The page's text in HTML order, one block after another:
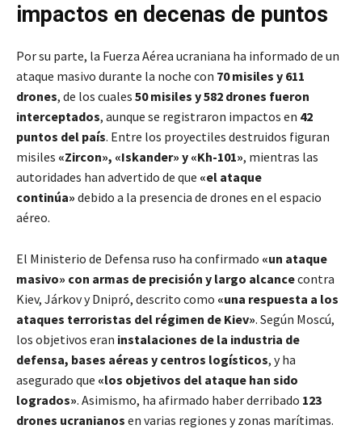
impactos en decenas de puntos
Por su parte, la Fuerza Aérea ucraniana ha informado de un
ataque masivo durante la noche con 70 misiles y 611
drones, de los cuales 50 misiles y 582 drones fueron
interceptados, aunque se registraron impactos en 42
puntos del país. Entre los proyectiles destruidos figuran
misiles «Zircon», «Iskander» y «Kh-101», mientras las
autoridades han advertido de que «el ataque
continúa» debido a la presencia de drones en el espacio
aéreo.
El Ministerio de Defensa ruso ha confirmado «un ataque
masivo» con armas de precisión y largo alcancecontra
Kiev, Járkov y Dnipró, descrito como «una respuesta a los
ataques terroristas del régimen de Kiev». Según Moscú,
los objetivos eran instalaciones de la industria de
defensa, bases aéreas y centros logísticos, y ha
asegurado que «los objetivos del ataque han sido
logrados». Asimismo, ha afirmado haber derribado 123
drones ucranianos en varias regiones y zonas marítimas.